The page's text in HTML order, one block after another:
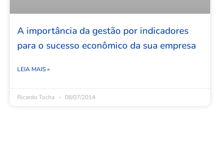
A importância da gestão por indicadores
para o sucesso econômico da sua empresa
LEIA MAIS »
Ricardo Tocha 08/07/2014